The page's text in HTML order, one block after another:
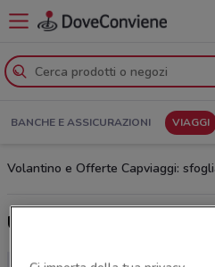
BANCHE E ASSICURAZIONI VIAGGI
Volantino e Offerte Capviaggi:
Ultime offerte del